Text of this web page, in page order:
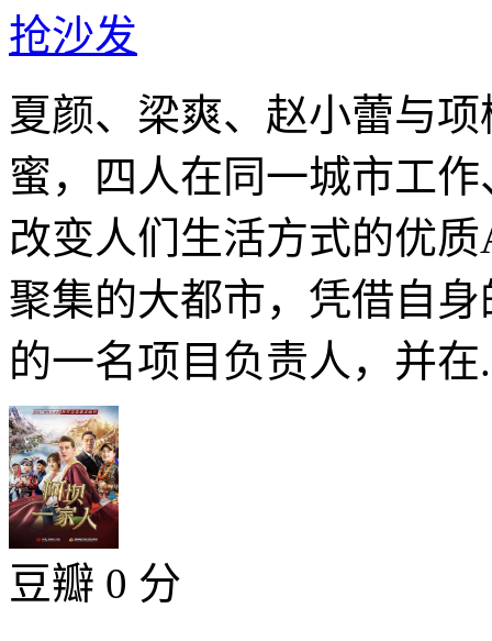
抢沙发
夏颜、梁爽、赵小蕾与
蜜，四人在同一城市工
改变人们生活方式的优
聚集的大都市，凭借自
的一名项目负责人，并
豆瓣 0 分